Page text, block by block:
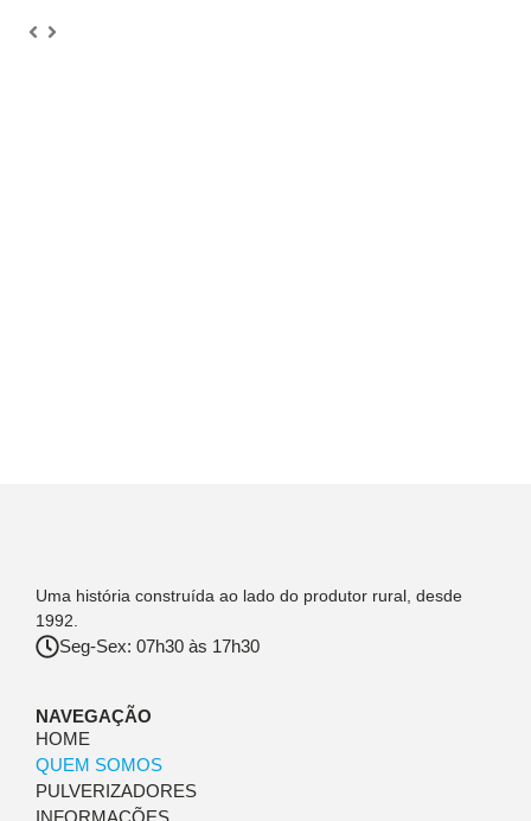
Uma história construída ao lado do produtor rural, desde
1992.
Seg-Sex: 07h30 às 17h30
NAVEGAÇÃO
HOME
QUEM SOMOS
PULVERIZADORES
INFORMAÇÕES